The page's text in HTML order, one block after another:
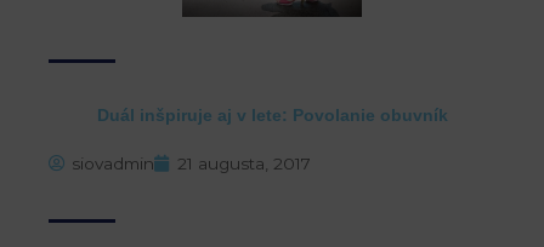
Duál inšpiruje aj v lete: Povolanie obuvník
siovadmin 21 augusta, 2017